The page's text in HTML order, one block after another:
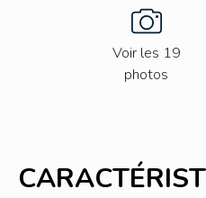
Voir les 19
photos